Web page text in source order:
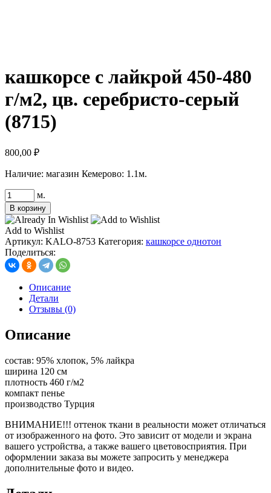
кашкорсе с лайкрой 450-480
г/м2, цв. серебристо-серый
(8715)
800,00 ₽
Наличие: магазин Кемерово: 1.1м.
Количество
товара
кашкорсе
с
лайкрой
450-
480
г/
серебристо-
серый
м.
В корзину
Add to Wishlist
Артикул: KALO-8753 Категория: кашкорсе однотон
Поделиться:
Описание
Детали
Отзывы (0)
Описание
состав: 95% хлопок, 5% лайкра
ширина 120 см
плотность 460 г/м2
компакт пенье
производство Турция
ВНИМАНИЕ!!! оттенок ткани в реальности может отличаться
от изображенного на фото. Это зависит от модели и экрана
вашего устройства, а также вашего цветовосприятия. При
оформлении заказа вы можете запросить у менеджера
дополнительные фото и видео.